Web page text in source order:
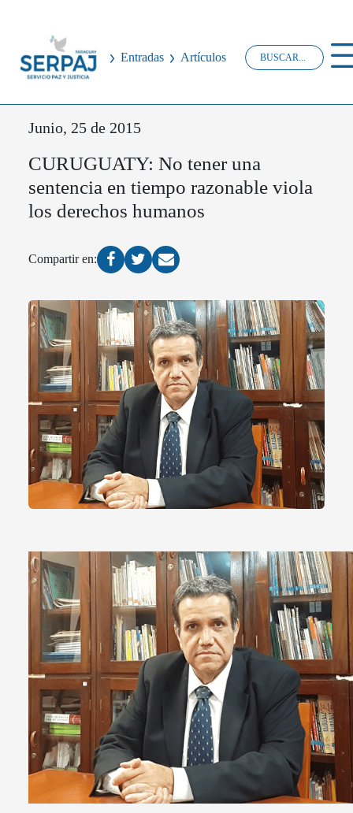
Entradas Artículos
Junio, 25 de 2015
CURUGUATY: No tener una
sentencia en tiempo razonable viola
los derechos humanos
Compartir en: